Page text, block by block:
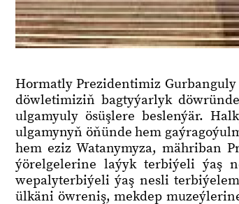
Hormatly Prezidentimiz
döwletimiziň bagtyýarlyk
ulgamyuly ösüşlere beslenýär.
ulgamynyň öňünde hem
hem eziz Watanymyza, mähriban
ýörelgelerine laýyk terbiýeli ýaş
wepalyterbiýeli ýaş nesli
ülkäni öwreniş, mekdep